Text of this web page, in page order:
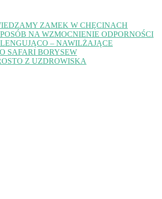
ZAMEK W CHĘCINACH
NA WZMOCNIENIE ODPORNOŚCI
– NAWILŻAJĄCE
SAFARI BORYSEW
Z UZDROWISKA